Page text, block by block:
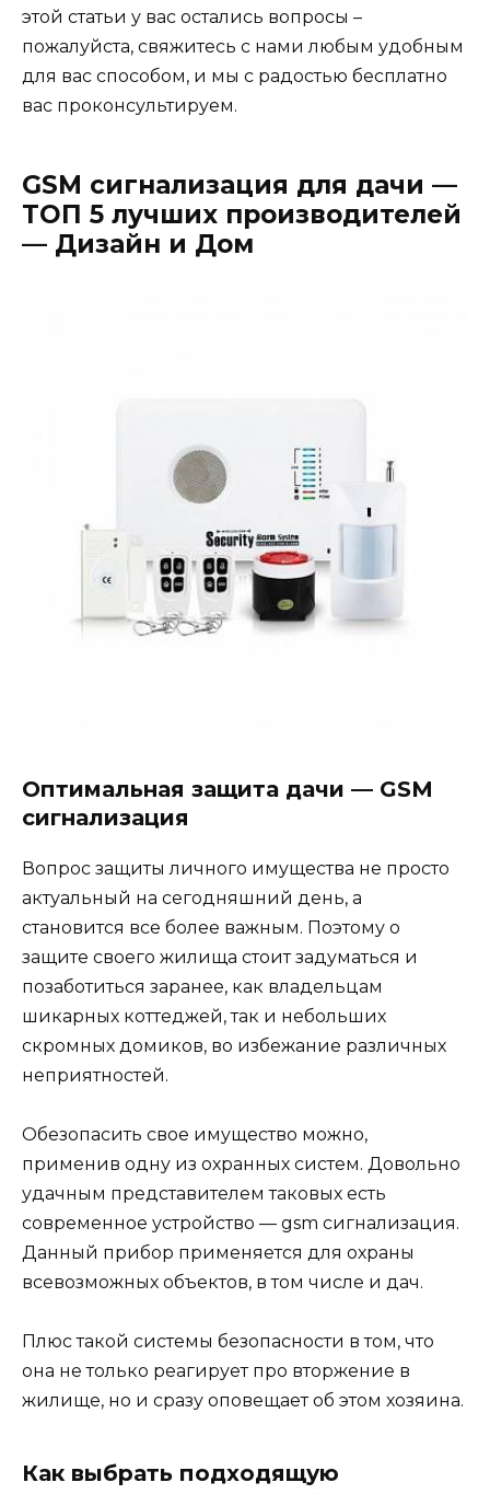
этой статьи у вас остались вопросы –
пожалуйста, свяжитесь с нами любым удобным
для вас способом, и мы с радостью бесплатно
вас проконсультируем.
GSM сигнализация для дачи —
ТОП 5 лучших производителей
— Дизайн и Дом
Оптимальная защита дачи — GSM
сигнализация
Вопрос защиты личного имущества не просто
актуальный на сегодняшний день, а
становится все более важным. Поэтому о
защите своего жилища стоит задуматься и
позаботиться заранее, как владельцам
шикарных коттеджей, так и небольших
скромных домиков, во избежание различных
неприятностей.
Обезопасить свое имущество можно,
применив одну из охранных систем. Довольно
удачным представителем таковых есть
современное устройство — gsm сигнализация.
Данный прибор применяется для охраны
всевозможных объектов, в том числе и дач.
Плюс такой системы безопасности в том, что
она не только реагирует про вторжение в
жилище, но и сразу оповещает об этом хозяина.
Как выбрать подходящую